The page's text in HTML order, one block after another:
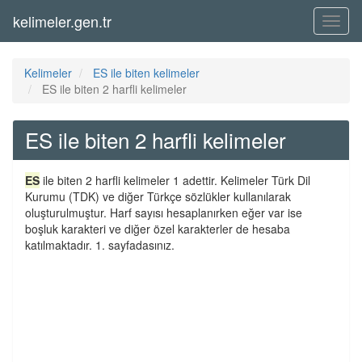
Menü
kelimeler.gen.tr
Kelimeler
ES ile biten kelimeler
ES ile biten 2 harfli kelimeler
ES ile biten 2 harfli kelimeler
ES ile biten 2 harfli kelimeler 1 adettir. Kelimeler Türk Dil
Kurumu (TDK) ve diğer Türkçe sözlükler kullanılarak
oluşturulmuştur. Harf sayısı hesaplanırken eğer var ise
boşluk karakteri ve diğer özel karakterler de hesaba
katılmaktadır. 1. sayfadasınız.